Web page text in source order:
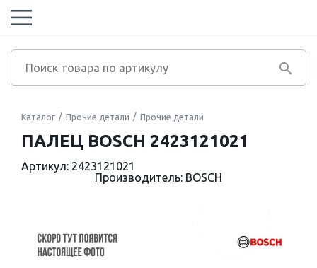
Каталог Прочие детали Прочие детали
ПАЛЕЦ BOSCH 2423121021
Артикул: 2423121021
Производитель: BOSCH